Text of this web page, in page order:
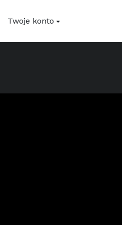
Twoje konto